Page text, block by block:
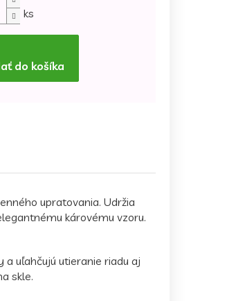
ks
do košíka
upratovania. Udržia
károvému vzoru.
uľahčujú utieranie riadu aj
skle.